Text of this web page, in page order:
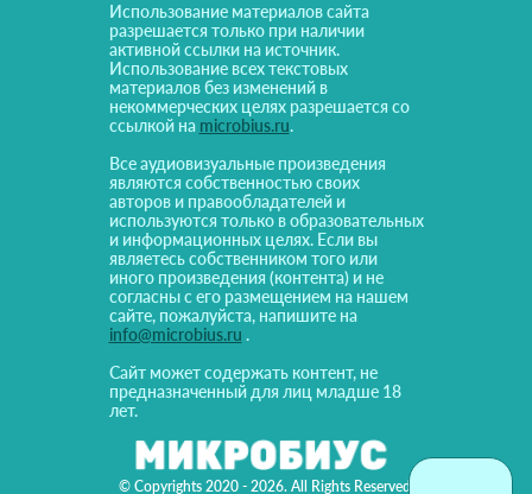
© Copyrights 2020 - 2026. All Rights Reserved!
Использование материалов сайта
разрешается только при наличии
активной ссылки на источник.
Использование всех текстовых
материалов без изменений в
некоммерческих целях разрешается со
ссылкой на microbius.ru.
Все аудиовизуальные произведения
являются собственностью своих
авторов и правообладателей и
используются только в образовательных
и информационных целях. Если вы
являетесь собственником того или
иного произведения (контента) и не
согласны с его размещением на нашем
сайте, пожалуйста, напишите на
info@microbius.ru .
Сайт может содержать контент, не
предназначенный для лиц младше 18
лет.